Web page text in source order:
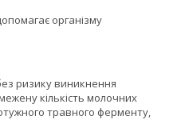
організму
ризику виникнення
кількість молочних
травного ферменту,